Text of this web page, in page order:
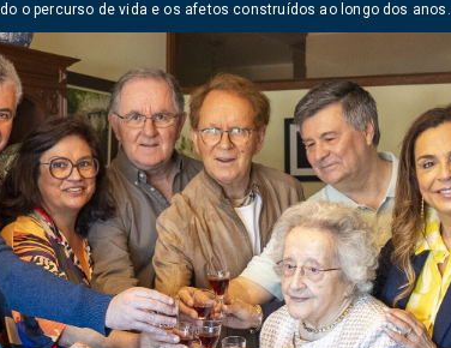
o percurso de vida e os afetos construídos ao longo dos anos.